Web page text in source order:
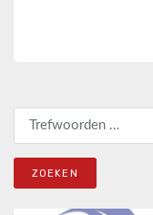
Zoeken naar: